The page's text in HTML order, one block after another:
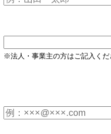
※法人・事業主の方はご記入くだ